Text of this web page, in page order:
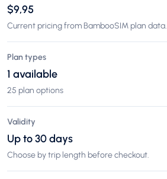
$9,95
Current pricing from BambooSIM plan data.
Plan types
1 available
25 plan options
Validity
Up to 30 days
Choose by trip length before checkout.